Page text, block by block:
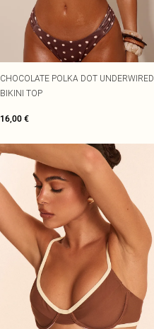
CHOCOLATE POLKA DOT UNDERWIRED
BIKINI TOP
16,00 €